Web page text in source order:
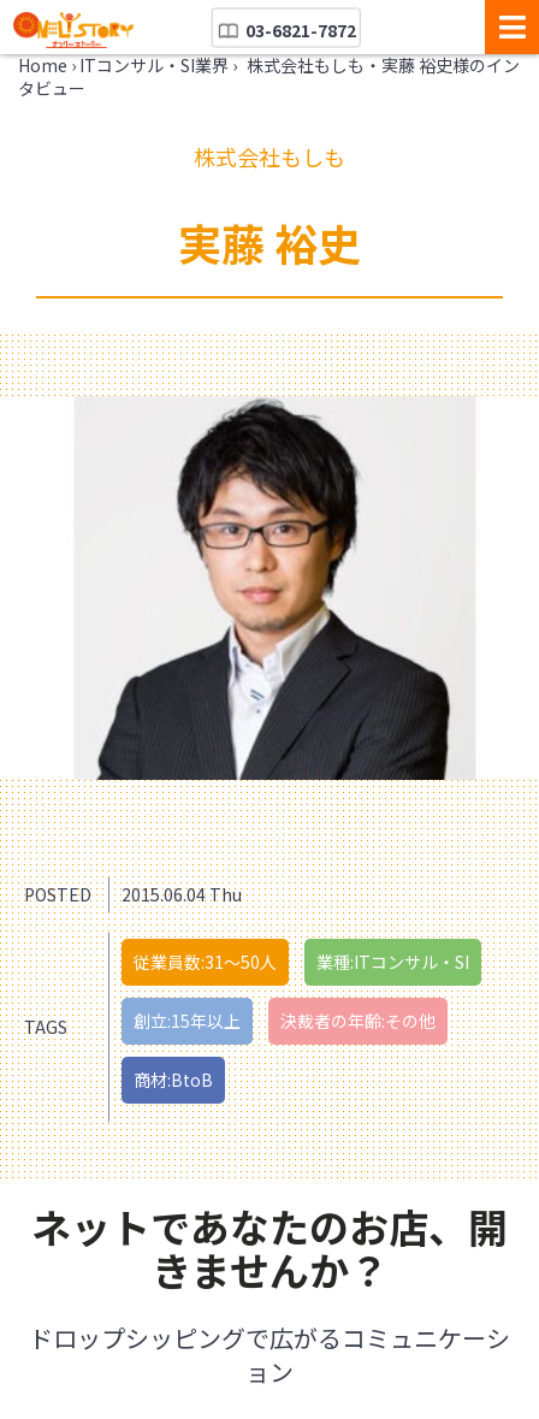
03-6821-7872
Home › ITコンサル・SI業界 › 株式会社もしも・実藤 裕史様のイン
タビュー
株式会社もしも
実藤 裕史
POSTED 2015.06.04 Thu
TAGS
従業員数:31〜50人 業種:ITコンサル・SI
創立:15年以上 決裁者の年齢:その他
商材:BtoB
ネットであなたのお店、開
きませんか？
ドロップシッピングで広がるコミュニケーシ
ョン